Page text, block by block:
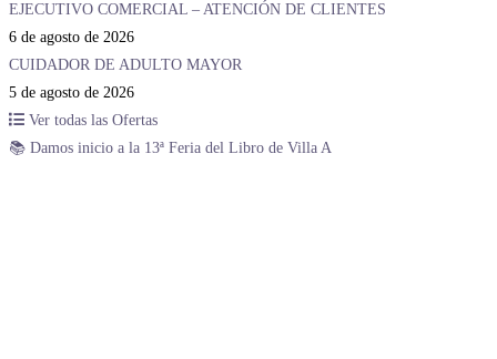
EJECUTIVO COMERCIAL – ATENCIÓN DE CLIENTES
6 de agosto de 2026
CUIDADOR DE ADULTO MAYOR
5 de agosto de 2026
Ver todas las Ofertas
📚 Damos inicio a la 13ª Feria del Libro de Villa A